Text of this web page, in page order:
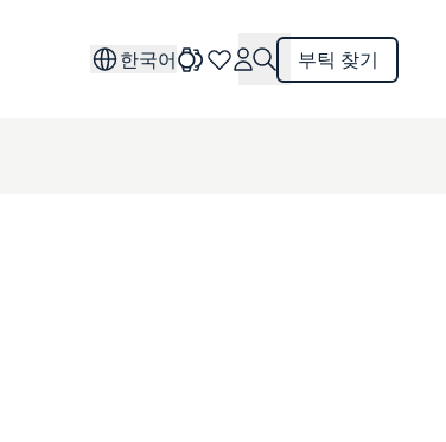
한국어 부틱 찾기